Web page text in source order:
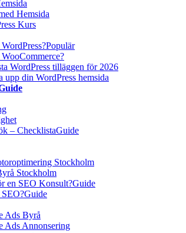
Hemsida
Kurs
Populär
WordPress tilläggen för 2026
upp din WordPress hemsida
– ChecklistaGuide
Stockholm
Stockholm
en SEO Konsult?Guide
SEO?Guide
Ads Byrå
Ads Annonsering